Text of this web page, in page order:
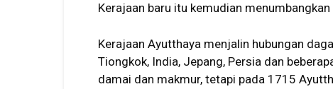
Kerajaan baru itu kemudian menumbangkan
Kerajaan Ayutthaya menjalin hubungan
Tiongkok, India, Jepang, Persia dan
damai dan makmur, tetapi pada 1715